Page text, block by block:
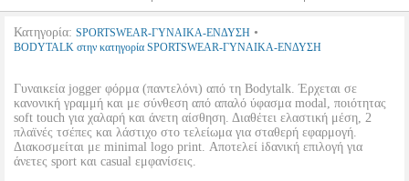
Κατηγορία: SPORTSWEAR-ΓΥΝΑΙΚΑ-ΕΝΔΥΣΗ •
BODYTALK στην κατηγορία SPORTSWEAR-ΓΥΝΑΙΚΑ-ΕΝΔΥΣΗ
Γυναικεία jogger φόρμα (παντελόνι) από τη Bodytalk. Έρχεται σε
κανονική γραμμή και με σύνθεση από απαλό ύφασμα modal, ποιότητας
soft touch για χαλαρή και άνετη αίσθηση. Διαθέτει ελαστική μέση, 2
πλαϊνές τσέπες και λάστιχο στο τελείωμα για σταθερή εφαρμογή.
Διακοσμείται με minimal logo print. Αποτελεί iδανική επιλογή για
άνετες sport και casual εμφανίσεις.